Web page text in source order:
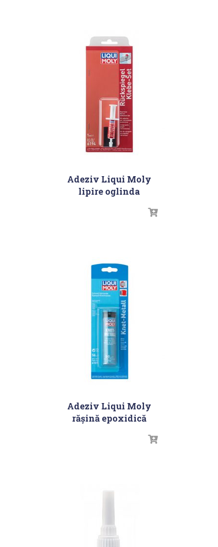
Adeziv Liqui Moly
lipire oglinda
Adeziv Liqui Moly
răşină epoxidică